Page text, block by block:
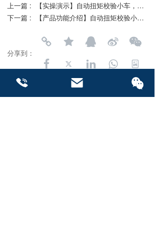
上一篇 :
【实操演示】自动扭矩校验小车，扳手及工具校验演示
下一篇 :
【产品功能介绍】自动扭矩校验小车_显示屏界面功能详解_青创智通_SunTorque
分享到：
长按或扫码识别 分享给好友